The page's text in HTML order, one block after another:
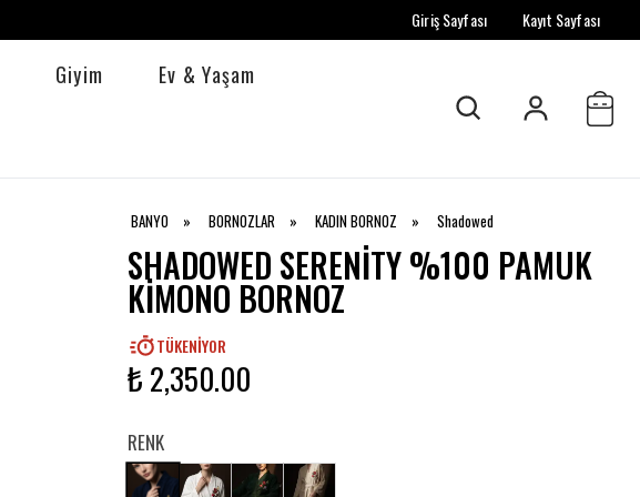
Giriş Sayfası Kayıt Sayfası
Giyim Ev & Yaşam
BANYO » BORNOZLAR » KADIN BORNOZ » Shadowed
SHADOWED SERENITY %100 PAMUK
KIMONO BORNOZ
TÜKENIYOR
₺ 2,350.00
RENK